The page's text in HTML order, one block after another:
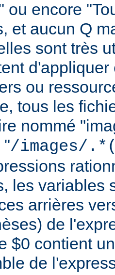
ou encore
et aucun Q
sont très
ou
tous les
nommé
"/images/
les variables
arrières
de
$0 contient
de